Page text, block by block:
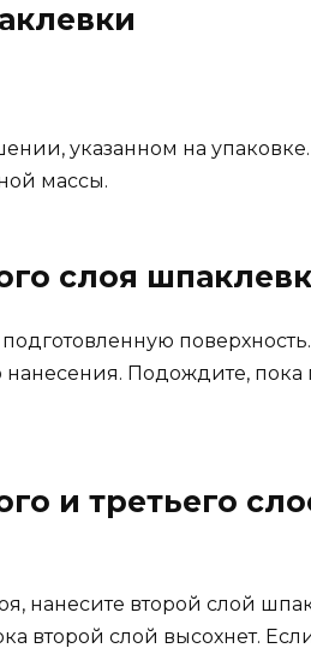
указанном на
массы.
слоя
Подождите,
и третьего
нанесите второй слой
второй слой высохнет.